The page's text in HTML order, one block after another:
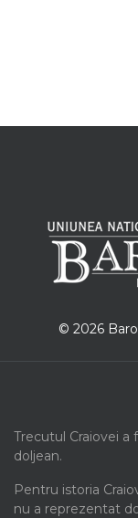
© 2026
Trecutul Craiovei a
doljean.
Pentru istoria
nu a reprezentat